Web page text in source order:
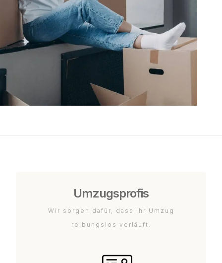
Umzugsprofis
Wir sorgen dafür, dass Ihr Umzug
reibungslos verläuft.